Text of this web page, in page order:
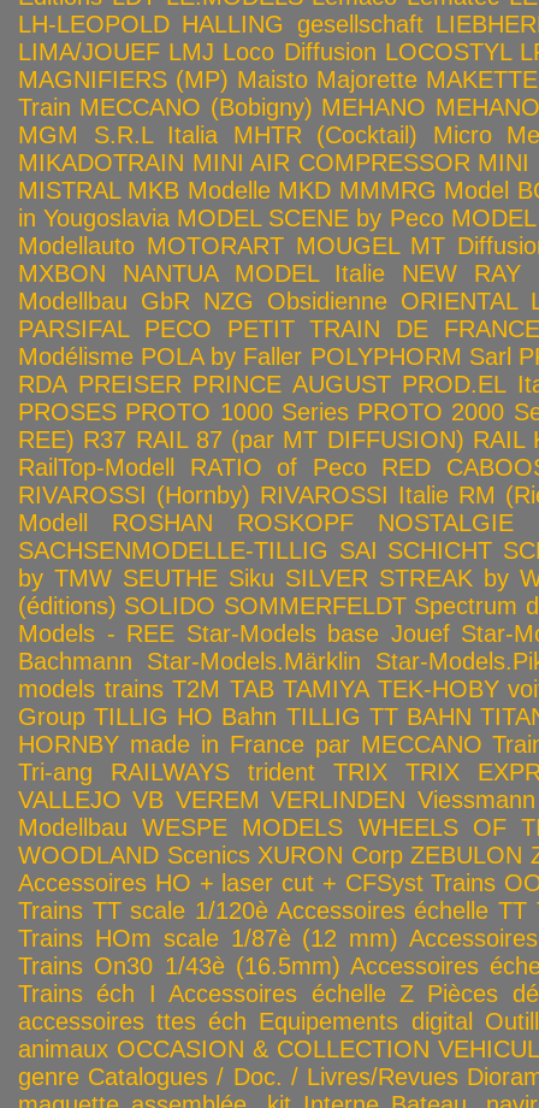
LH-LEOPOLD HALLING gesellschaft
LIMA/JOUEF LMJ Loco Diffusion LOCOSTYL
MAGNIFIERS (MP) Maisto Majorette MAKETTE
Train MECCANO (Bobigny) MEHANO
MGM S.R.L Italia
MHTR (Cocktail)
Micro
MIKADOTRAIN MINI AIR COMPRESSOR MINI
MISTRAL MKB Modelle MKD MMMRG Model
in Yougoslavia MODEL SCENE by Peco
Modellauto MOTORART MOUGEL MT
MXBON
NANTUA MODEL Italie NEW RAY
Modellbau GbR NZG Obsidienne ORIENTAL
PARSIFAL
PECO
PETIT TRAIN DE FRANCE
Modélisme POLA by Faller POLYPHORM Sarl
RDA PREISER PRINCE AUGUST PROD.EL
PROSES PROTO 1000 Series PROTO 2000
REE) R37 RAIL 87 (par MT DIFFUSION) RAIL
RailTop-Modell
RATIO of Peco
RED
RIVAROSSI (Hornby) RIVAROSSI Italie RM
Modell
ROSHAN ROSKOPF NOSTALGIE
SACHSENMODELLE-TILLIG SAI SCHICHT
by TMW SEUTHE Siku SILVER STREAK by
(éditions) SOLIDO SOMMERFELDT Spectrum
Models - REE Star-Models base Jouef Star-
Bachmann
Star-Models.Märklin
Star-
models trains T2M TAB TAMIYA TEK-HOBY
Group TILLIG HO Bahn TILLIG TT BAHN
HORNBY made in France par MECCANO
Tri-ang RAILWAYS
trident TRIX
TRIX
VALLEJO VB VEREM VERLINDEN Viessmann
Modellbau WESPE MODELS WHEELS OF
WOODLAND Scenics XURON Corp ZEBULON
Accessoires HO + laser cut + CFSyst Trains
Trains TT scale 1/120è Accessoires échelle TT
Trains HOm scale 1/87è (12 mm)
Trains On30 1/43è (16.5mm) Accessoires
Trains éch I Accessoires échelle Z Pièces
accessoires ttes éch Equipements digital
animaux OCCASION & COLLECTION
genre Catalogues / Doc. / Livres/Revues